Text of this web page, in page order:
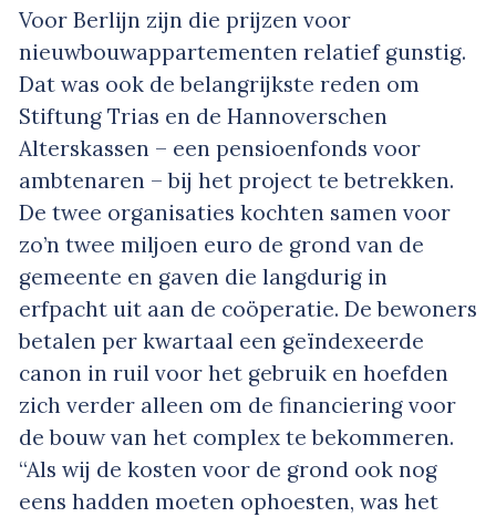
Voor Berlijn zijn die prijzen voor
nieuwbouwappartementen relatief gunstig.
Dat was ook de belangrijkste reden om
Stiftung Trias en de Hannoverschen
Alterskassen – een pensioenfonds voor
ambtenaren – bij het project te betrekken.
De twee organisaties kochten samen voor
zo’n twee miljoen euro de grond van de
gemeente en gaven die langdurig in
erfpacht uit aan de coöperatie. De bewoners
betalen per kwartaal een geïndexeerde
canon in ruil voor het gebruik en hoefden
zich verder alleen om de financiering voor
de bouw van het complex te bekommeren.
“Als wij de kosten voor de grond ook nog
eens hadden moeten ophoesten, was het